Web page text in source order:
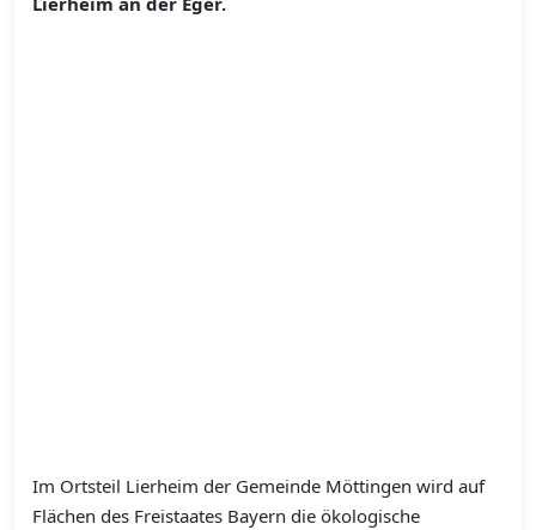
Im Ortsteil Lierheim der Gemeinde Möttingen wird auf
Flächen des Freistaates Bayern die ökologische